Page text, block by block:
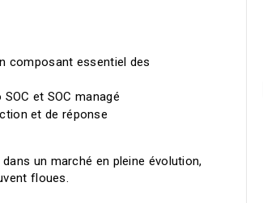
composant essentiel des
et SOC managé
et de réponse
un marché en pleine évolution,
floues.